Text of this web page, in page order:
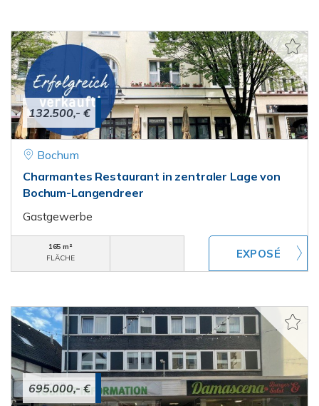
132.500,- €
Bochum
Charmantes Restaurant in zentraler Lage von
Bochum-Langendreer
Gastgewerbe
165 m²
FLÄCHE
695.000,- €